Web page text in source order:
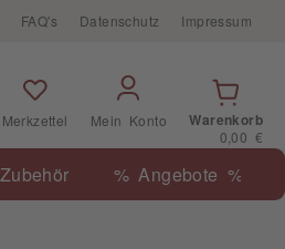
FAQ's Datenschutz Impressum
Merkzettel Mein Konto
Warenkorb
0,00 €
Zubehör % Angebote %